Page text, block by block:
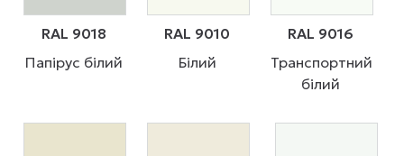
RAL 9018
Папірус білий
RAL 9010
Білий
RAL 9016
Транспортний
білий